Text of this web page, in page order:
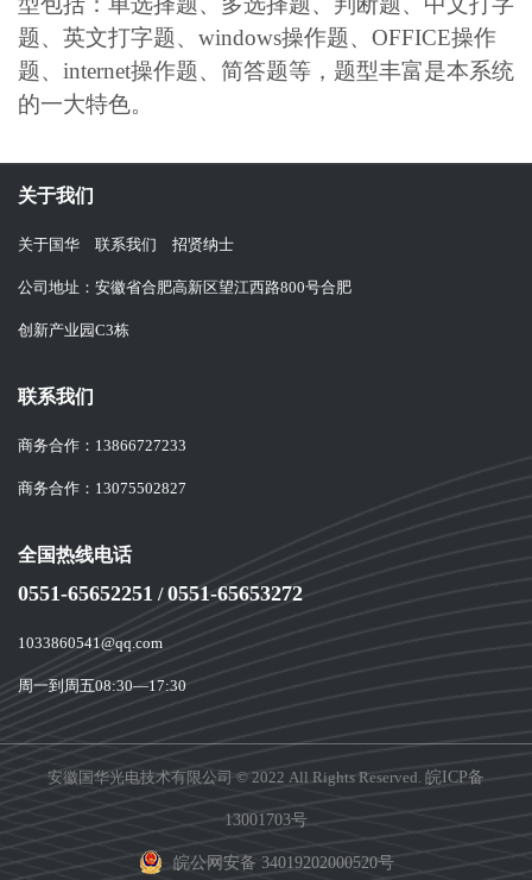
题、英文打字题、windows操作题、OFFICE操作
题、internet操作题、简答题等，题型丰富是本系统
的一大特色。
关于我们
关于国华 联系我们 招贤纳士
公司地址：安徽省合肥高新区望江西路800号合肥
创新产业园C3栋
联系我们
商务合作： 13866727233
商务合作： 13075502827
全国热线电话
0551-65652251 /0551-65653272
1033860541@qq.com
周一到周五08:30—17:30
安徽国华光电技术有限公司 © 2022 All Rights Reserved. 皖ICP备
13001703号
皖公网安备 34019202000520号